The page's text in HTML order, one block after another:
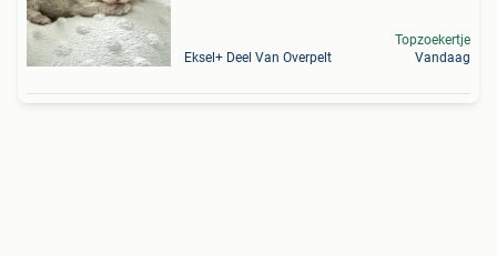
Eksel+ Deel Van Overpelt
Topzoekertje
Vandaag